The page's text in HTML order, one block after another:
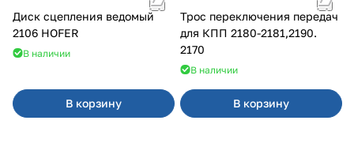
Диск сцепления ведомый
2106 HOFER
В наличии
В корзину
Трос переключения передач
для КПП 2180-2181,2190.
2170
В наличии
В корзину